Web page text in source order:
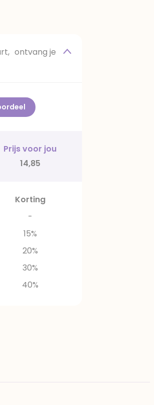
ontvang je
Prijs voor jou
14,85
Korting
-
15%
20%
30%
40%